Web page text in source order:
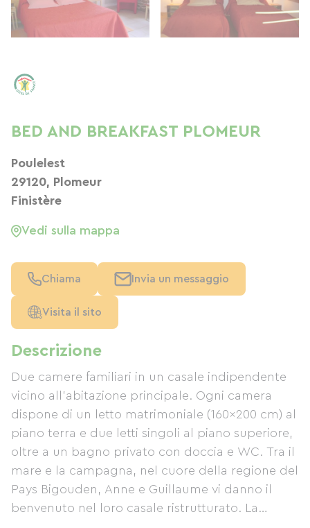
Descrizione
Due camere familiari in un casale indipendente
vicino all'abitazione principale. Ogni camera
dispone di un letto matrimoniale (160x200 cm) al
piano terra e due letti singoli al piano superiore,
oltre a un bagno privato con doccia e WC. Tra il
mare e la campagna, nel cuore della regione del
Pays Bigouden, Anne e Guillaume vi danno il
benvenuto nel loro casale ristrutturato. La
BED AND BREAKFAST PLOMEUR
Poulelest
29120, Plomeur
Finistère
Vedi sulla mappa
Chiama Invia un messaggio
Visita il sito